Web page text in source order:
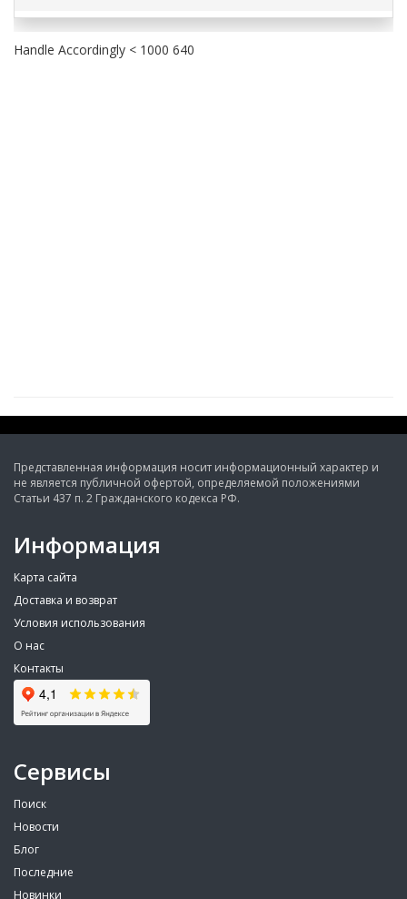
Handle Accordingly < 1000 640
Представленная информация носит информационный характер и
не является публичной офертой, определяемой положениями
Статьи 437 п. 2 Гражданского кодекса РФ.
Информация
Карта сайта
Доставка и возврат
Условия использования
О нас
Контакты
Сервисы
Поиск
Новости
Блог
Последние
Новинки